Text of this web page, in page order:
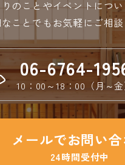
のことやイベントにつ
ことでもお気軽にご相
06-6764-
10：00～18：00（月～金
メールでお問い
24時間受付中